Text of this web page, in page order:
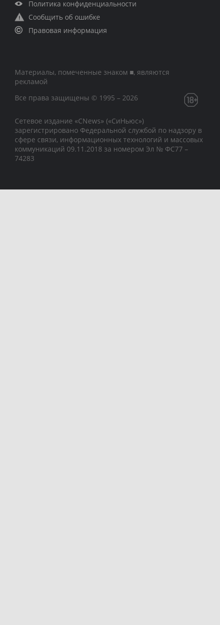
Политика конфиденциальности
Сообщить об ошибке
Правовая информация
Материалы, помеченные знаком ■, являются
рекламой
Все права защищены © 1995 – 2026
Сетевое издание «CNews» («СиНьюс»)
зарегистрировано Федеральной службой по надзору в
сфере связи, информационных технологий и массовых
коммуникаций 09.11.2018 за номером Эл № ФС77 –
74283